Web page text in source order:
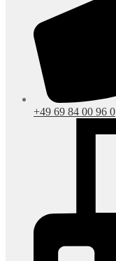
+49 69 84 00 96 0